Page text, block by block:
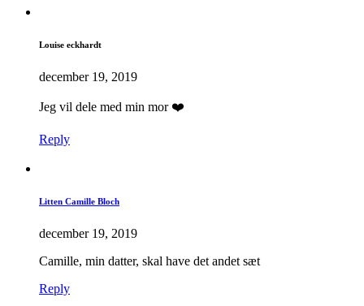
Louise eckhardt
december 19, 2019
Jeg vil dele med min mor ❤️
Reply
Litten Camille Bloch
december 19, 2019
Camille, min datter, skal have det andet sæt
Reply